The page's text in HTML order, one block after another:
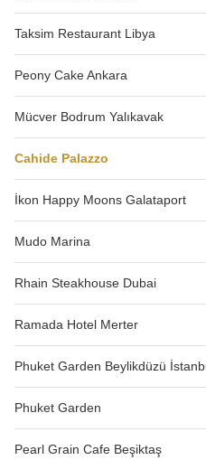
Taksim Restaurant Libya
Peony Cake Ankara
Mücver Bodrum Yalıkavak
Cahide Palazzo
İkon Happy Moons Galataport
Mudo Marina
Rhain Steakhouse Dubai
Ramada Hotel Merter
Phuket Garden Beylikdüzü
Phuket Garden
Pearl Grain Cafe Beşiktaş